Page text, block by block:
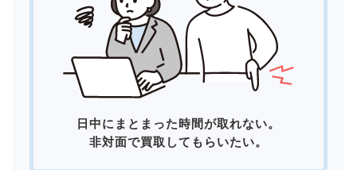
日中にまとまった時間が取れない。
非対面で買取してもらいたい。